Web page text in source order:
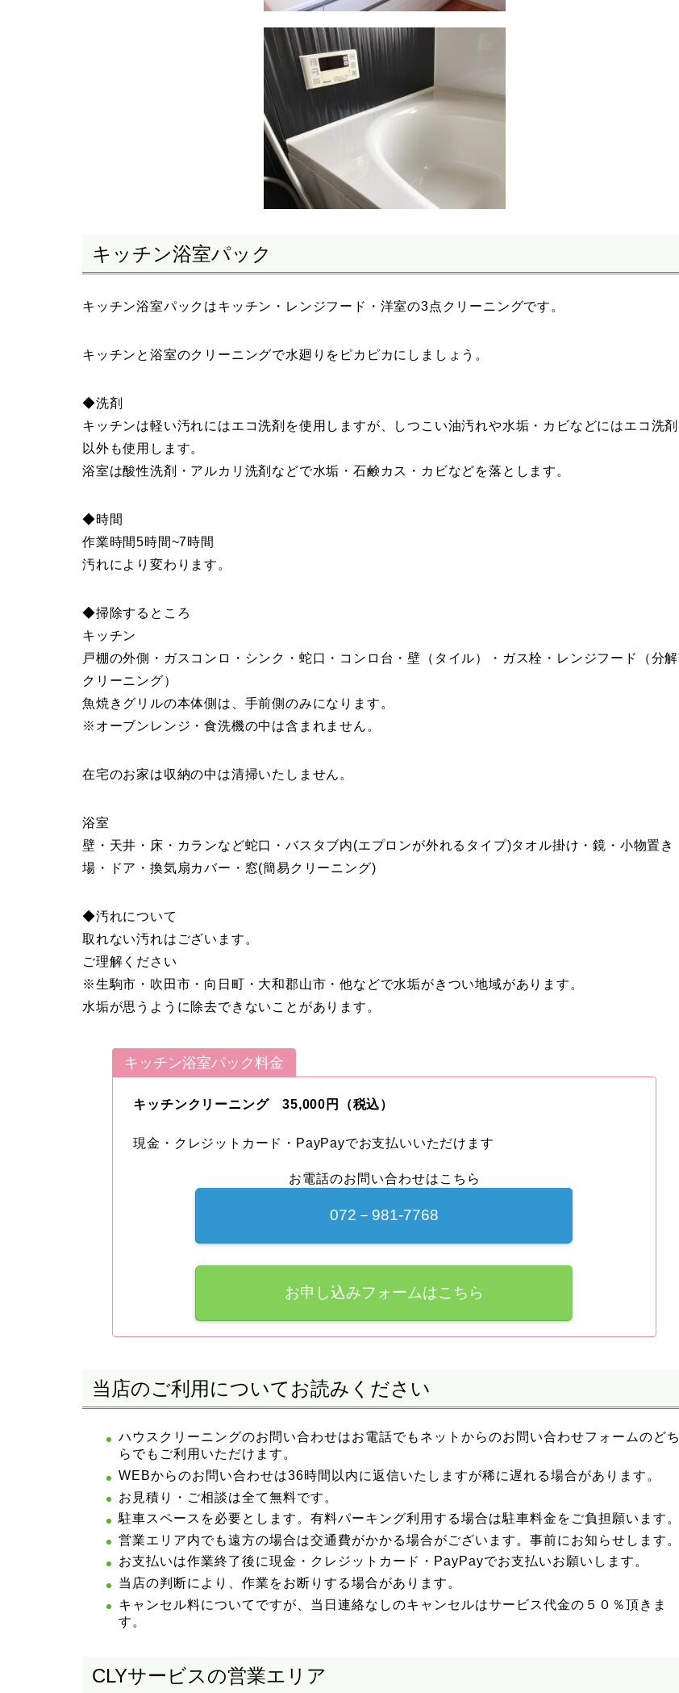
キッチン浴室パック
キッチン浴室パックはキッチン・レンジフード・洋室の3点クリーニングです。
キッチンと浴室のクリーニングで水廻りをピカピカにしましょう。
◆洗剤
キッチンは軽い汚れにはエコ洗剤を使用しますが、しつこい油汚れや水垢・カビなどにはエコ洗剤
以外も使用します。
浴室は酸性洗剤・アルカリ洗剤などで水垢・石鹸カス・カビなどを落とします。
◆時間
作業時間5時間~7時間
汚れにより変わります。
◆掃除するところ
キッチン
戸棚の外側・ガスコンロ・シンク・蛇口・コンロ台・壁（タイル）・ガス栓・レンジフード（分解
クリーニング）
魚焼きグリルの本体側は、手前側のみになります。
※オーブンレンジ・食洗機の中は含まれません。
在宅のお家は収納の中は清掃いたしません。
浴室
壁・天井・床・カランなど蛇口・バスタブ内(エプロンが外れるタイプ)タオル掛け・鏡・小物置き
場・ドア・換気扇カバー・窓(簡易クリーニング)
◆汚れについて
取れない汚れはございます。
ご理解ください
※生駒市・吹田市・向日町・大和郡山市・他などで水垢がきつい地域があります。
水垢が思うように除去できないことがあります。
キッチン浴室パック料金
キッチンクリーニング 35,000円（税込）
現金・クレジットカード・PayPayでお支払いいただけます
お電話のお問い合わせはこちら
072－981-7768
お申し込みフォームはこちら
当店のご利用についてお読みください
ハウスクリーニングのお問い合わせはお電話でもネットからのお問い合わせフォームのどち
らでもご利用いただけます。
WEBからのお問い合わせは36時間以内に返信いたしますが稀に遅れる場合があります。
お見積り・ご相談は全て無料です。
駐車スペースを必要とします。有料パーキング利用する場合は駐車料金をご負担願います。
営業エリア内でも遠方の場合は交通費がかかる場合がございます。事前にお知らせします。
お支払いは作業終了後に現金・クレジットカード・PayPayでお支払いお願いします。
当店の判断により、作業をお断りする場合があります。
キャンセル料についてですが、当日連絡なしのキャンセルはサービス代金の５０％頂きま
す。
CLYサービスの営業エリア